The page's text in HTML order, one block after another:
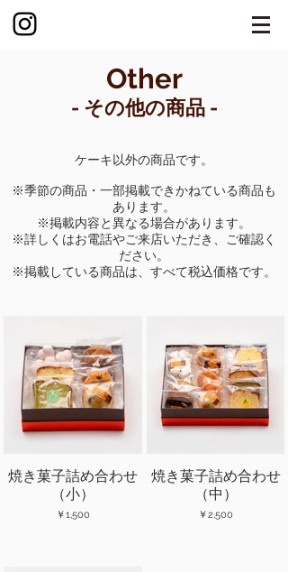
Other
- ​その他の商品 -
​ケーキ以外の商品です。
※季節の商品・一部掲載できかねている商品も
あります。
​※掲載内容と異なる場合があります。
※詳しくはお電話やご来店いただき、ご確認く
ださい。
​※掲載している商品は、すべて税込価格です。
焼き菓子詰め合わせ
（小）
￥1,500
焼き菓子詰め合わせ
（中）
￥2,500